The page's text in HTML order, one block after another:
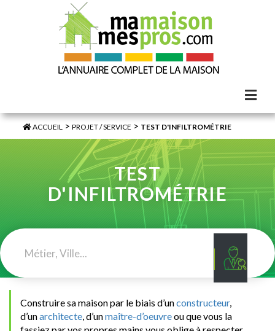
ACCUEIL >PROJET / SERVICE > TEST D'INFILTROMÉTRIE
TEST
D'INFILTROMÉTRIE
Construire sa maison par le biais d’unconstructeur,
d’unarchitecte, d’unmaître-d’oeuvreou que vous la